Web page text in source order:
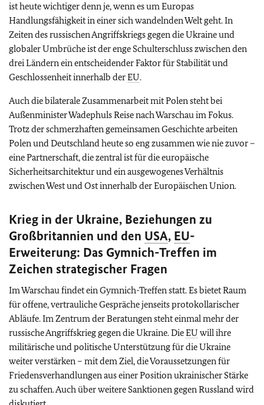
ist heute wichtiger denn je, wenn es um Europas
Handlungsfähigkeit in einer sich wandelnden Welt geht. In
Zeiten des russischen Angriffskriegs gegen die Ukraine und
globaler Umbrüche ist der enge Schulterschluss zwischen den
drei Ländern ein entscheidender Faktor für Stabilität und
Geschlossenheit innerhalb derEU.
Auch die bilaterale Zusammenarbeit mit Polen steht bei
Außenminister Wadephuls Reise nach Warschau im Fokus.
Trotz der schmerzhaften gemeinsamen Geschichte arbeiten
Polen und Deutschland heute so eng zusammen wie nie zuvor –
eine Partnerschaft, die zentral ist für die europäische
Sicherheitsarchitektur und ein ausgewogenes Verhältnis
zwischen West und Ost innerhalb der Europäischen Union.
Krieg in der Ukraine, Beziehungen zu
Großbritannien und den USA, EU-
Erweiterung: Das Gymnich-Treffen im
Zeichen strategischer Fragen
Im Warschau findet ein Gymnich-Treffen statt. Es bietet Raum
für offene, vertrauliche Gespräche jenseits protokollarischer
Abläufe. Im Zentrum der Beratungen steht einmal mehr der
russische Angriffskrieg gegen die Ukraine. DieEU will ihre
militärische und politische Unterstützung für die Ukraine
weiter verstärken – mit dem Ziel, die Voraussetzungen für
Friedensverhandlungen aus einer Position ukrainischer Stärke
zu schaffen. Auch über weitere Sanktionen gegen Russland wird